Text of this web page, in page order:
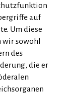
auf
Um diese
sowohl
des
die er